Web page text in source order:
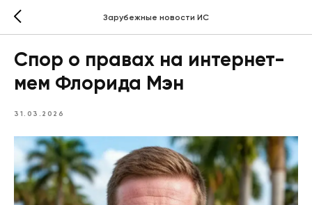
Зарубежные новости ИС
Спор о правах на интернет-
мем Флорида Мэн
31.03.2026